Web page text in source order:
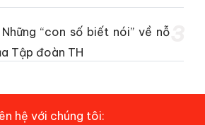
Những “con số biết nói” về nỗ
Tập đoàn TH
hệ với chúng tôi: